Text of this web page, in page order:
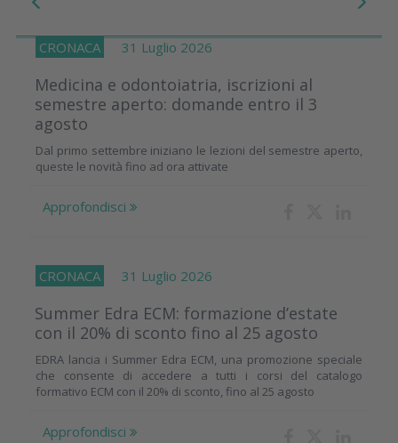
CRONACA 31 Luglio 2026
Medicina e odontoiatria, iscrizioni al
semestre aperto: domande entro il 3
agosto
Dal primo settembre iniziano le lezioni del semestre aperto,
queste le novità fino ad ora attivate
Approfondisci
CRONACA 31 Luglio 2026
Summer Edra ECM: formazione d’estate
con il 20% di sconto fino al 25 agosto
EDRA lancia i Summer Edra ECM, una promozione speciale
che consente di accedere a tutti i corsi del catalogo
formativo ECM con il 20% di sconto, fino al 25 agosto
Approfondisci